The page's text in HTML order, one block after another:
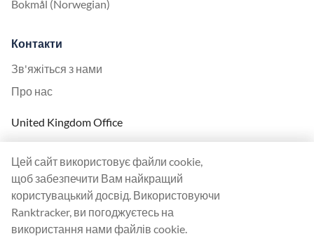
Bokmål (Norwegian)
Контакти
Зв'яжіться з нами
Про нас
United Kingdom Office
144A Clerkenwell Rd
London, EC1R 5DF
Company No: 08820809
felix@ranktracker.com
Цей сайт використовує файли cookie,
щоб забезпечити Вам найкращий
користувацький досвід. Використовуючи
Ranktracker, ви погоджуєтесь на
використання нами файлів cookie.